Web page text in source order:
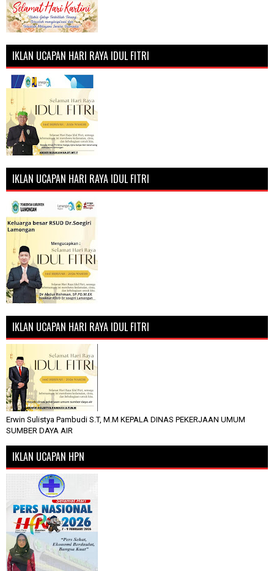
IKLAN UCAPAN HARI RAYA IDUL FITRI
IKLAN UCAPAN HARI RAYA IDUL FITRI
IKLAN UCAPAN HARI RAYA IDUL FITRI
Erwin Sulistya Pambudi S.T, M.M KEPALA DINAS PEKERJAAN UMUM
SUMBER DAYA AIR
IKLAN UCAPAN HPN